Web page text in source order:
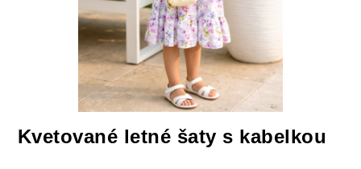
Kvetované letné šaty s kabelkou